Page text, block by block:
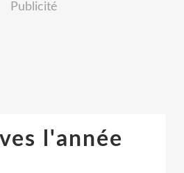
Publicité
l'année